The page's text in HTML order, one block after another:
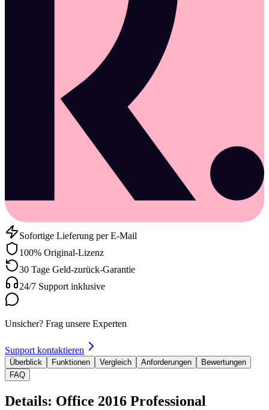
Sofortige Lieferung per E-Mail
100% Original-Lizenz
30 Tage Geld-zurück-Garantie
24/7 Support inklusive
Unsicher? Frag unsere Experten
Support kontaktieren
Überblick Funktionen Vergleich Anforderungen
Bewertungen
FAQ
Details: Office 2016 Professional